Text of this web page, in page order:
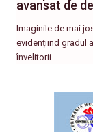
avansat de
Imaginile de mai
evidențiind gradul
învelitorii…